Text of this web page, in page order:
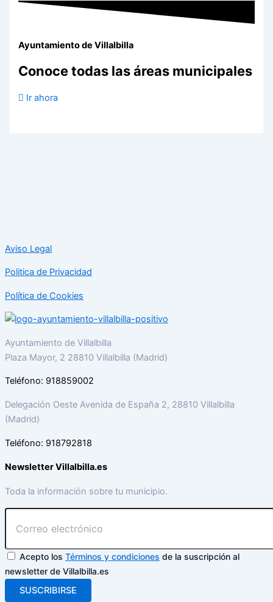
Ayuntamiento de Villalbilla
Conoce todas las áreas municipales
Ir ahora
Aviso Legal
Politica de Privacidad
Política de Cookies
Ayuntamiento de Villalbilla
Plaza Mayor, 2 28810 Villalbilla (Madrid)
Teléfono: 918859002
Delegación Oeste Avenida de España 2, 28810 Villalbilla
(Madrid)
Teléfono: 918792818
Newsletter Villalbilla.es
Toda la información sobre tu municipio.
Acepto los Términos y condiciones de la suscripción al
newsletter de Villalbilla.es
SUSCRIBIRSE